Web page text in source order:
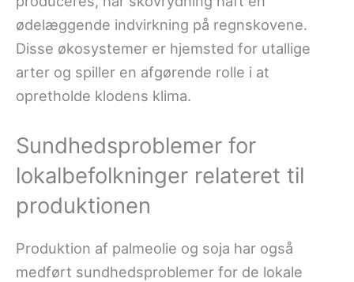
ødelæggende indvirkning på regnskovene.
Disse økosystemer er hjemsted for utallige
arter og spiller en afgørende rolle i at
opretholde klodens klima.
Sundhedsproblemer for
lokalbefolkninger relateret til
produktionen
Produktion af palmeolie og soja har også
medført sundhedsproblemer for de lokale